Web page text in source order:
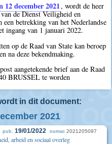
december 2021, wordt de heer
de Dienst Veiligheid en
betrekking van het Nederlandse
ingang van 1 januari 2022.
op de Raad van State kan beroep
na deze bekendmaking.
aangetekende brief aan de Raad
BRUSSEL te worden
in dit document:
2021
pub. 19/01/2022 numac 2021205097
arbeid en sociaal overleg